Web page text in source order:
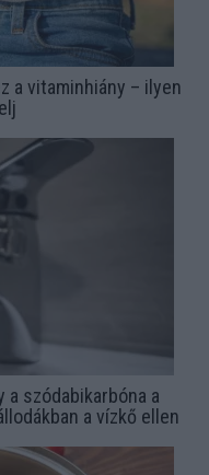
a vitaminhiány – ilyen
a szódabikarbóna a
a vízkő ellen